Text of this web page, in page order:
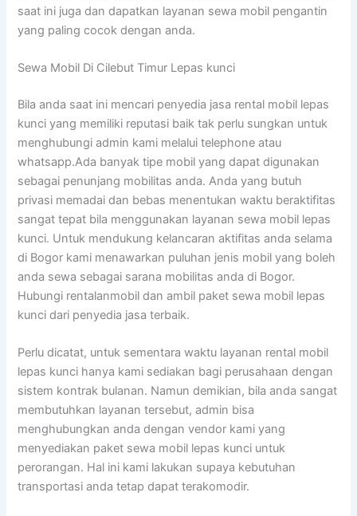
saat ini juga dan dapatkan layanan sewa mobil pengantin
yang paling cocok dengan anda.
Sewa Mobil Di Cilebut Timur Lepas kunci
Bila anda saat ini mencari penyedia jasa rental mobil lepas
kunci yang memiliki reputasi baik tak perlu sungkan untuk
menghubungi admin kami melalui telephone atau
whatsapp.Ada banyak tipe mobil yang dapat digunakan
sebagai penunjang mobilitas anda. Anda yang butuh
privasi memadai dan bebas menentukan waktu beraktifitas
sangat tepat bila menggunakan layanan sewa mobil lepas
kunci. Untuk mendukung kelancaran aktifitas anda selama
di Bogor kami menawarkan puluhan jenis mobil yang boleh
anda sewa sebagai sarana mobilitas anda di Bogor.
Hubungi rentalanmobil dan ambil paket sewa mobil lepas
kunci dari penyedia jasa terbaik.
Perlu dicatat, untuk sementara waktu layanan rental mobil
lepas kunci hanya kami sediakan bagi perusahaan dengan
sistem kontrak bulanan. Namun demikian, bila anda sangat
membutuhkan layanan tersebut, admin bisa
menghubungkan anda dengan vendor kami yang
menyediakan paket sewa mobil lepas kunci untuk
perorangan. Hal ini kami lakukan supaya kebutuhan
transportasi anda tetap dapat terakomodir.